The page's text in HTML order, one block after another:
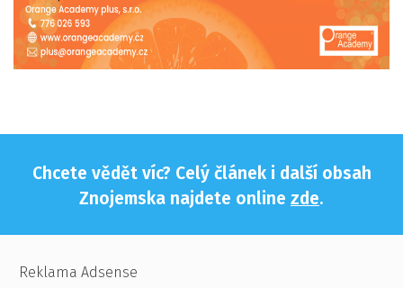
Chcete vědět víc? Celý článek i další obsah
Znojemska najdete online zde.
Reklama Adsense